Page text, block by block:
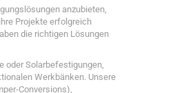
anzubieten,
Projekte erfolgreich
die richtigen Lösungen
oder Solarbefestigungen,
Werkbänken. Unsere
Conversions),